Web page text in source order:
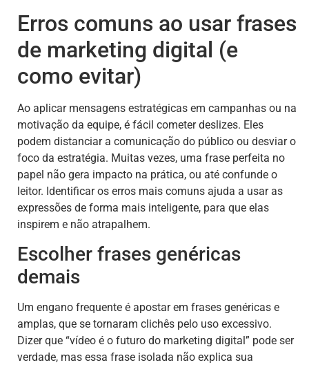
Erros comuns ao usar frases
de marketing digital (e
como evitar)
Ao aplicar mensagens estratégicas em campanhas ou na
motivação da equipe, é fácil cometer deslizes. Eles
podem distanciar a comunicação do público ou desviar o
foco da estratégia. Muitas vezes, uma frase perfeita no
papel não gera impacto na prática, ou até confunde o
leitor. Identificar os erros mais comuns ajuda a usar as
expressões de forma mais inteligente, para que elas
inspirem e não atrapalhem.
Escolher frases genéricas
demais
Um engano frequente é apostar em frases genéricas e
amplas, que se tornaram clichês pelo uso excessivo.
Dizer que “vídeo é o futuro do marketing digital” pode ser
verdade, mas essa frase isolada não explica sua